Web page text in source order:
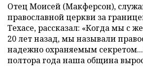
Отец Моисей (Макферсон),
православной церкви за
Техасе, рассказал: «Когда мы с
20 лет назад, мы называли
надежно охраняемым
полтора года наша община